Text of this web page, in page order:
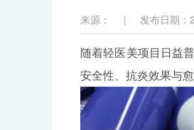
来源： | 发布日期：
随着轻医美项目日益
安全性、抗炎效果与